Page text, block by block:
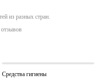
из разных стран.
Средства гигиены